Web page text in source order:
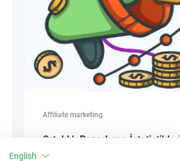
Affiliate marketing
Ortaklık Pazarlama
Pazar Büyüklüğü, Kazançlar ve
English